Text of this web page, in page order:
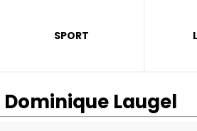
SPORT
Dominique Laugel